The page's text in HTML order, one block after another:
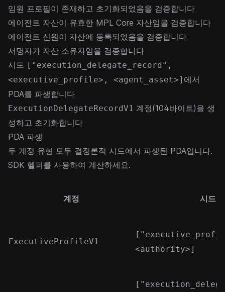
임원 프로필이 존재하고 초기화되었음을 검증합니다
에이전트 자산이 유효한 MPL Core 자산임을 검증합니다
에이전트 신원이 자산에 등록되었음을 검증합니다
서명자가 자산 소유자임을 검증합니다
시드 ["execution_delegate_record",
<executive_profile>, <agent_asset>] 에서
PDA를 파생합니다
ExecutionDelegateRecordV1 계정(104바이트)을 생
성하고 초기화합니다
PDA 파생
두 계정 유형 모두 결정론적 시드에서 파생된 PDA입니다.
SDK 헬퍼를 사용하여 계산하세요.
계정 시드
ExecutiveProfileV1
<authority>]